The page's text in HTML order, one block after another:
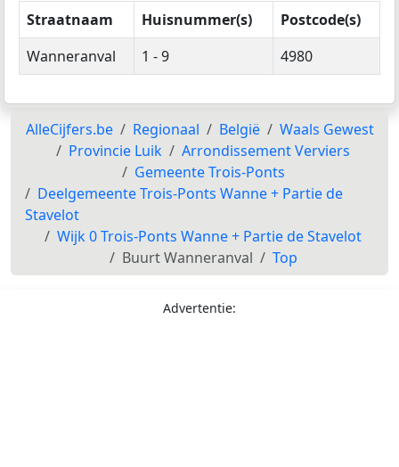
Straatnaam Huisnummer(s)
Postcode(s)
Wanneranval
1 - 9 4980
AlleCijfers.be Regionaal België
Waals Gewest
Provincie Luik
Arrondissement Verviers
Gemeente Trois-Ponts
Deelgemeente Trois-Ponts Wanne + Partie de
Stavelot
Wijk 0 Trois-Ponts Wanne + Partie de Stavelot
Buurt Wanneranval
Top
Advertentie: